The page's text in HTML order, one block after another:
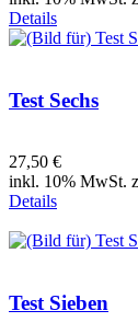
Details
Test Sechs
27,50 €
inkl. 10% MwSt.
Details
Test Sieben